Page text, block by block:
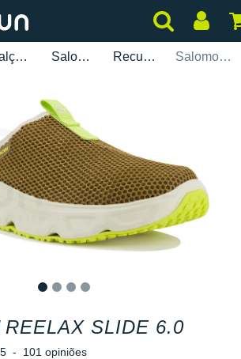
Calçados Salomon Recuperação Salomon Reelax Slide 6.0
REELAX SLIDE 6.0
5 - 101 opiniões